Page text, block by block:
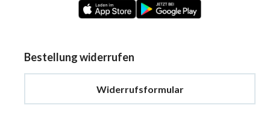
Bestellung widerrufen
Widerrufsformular